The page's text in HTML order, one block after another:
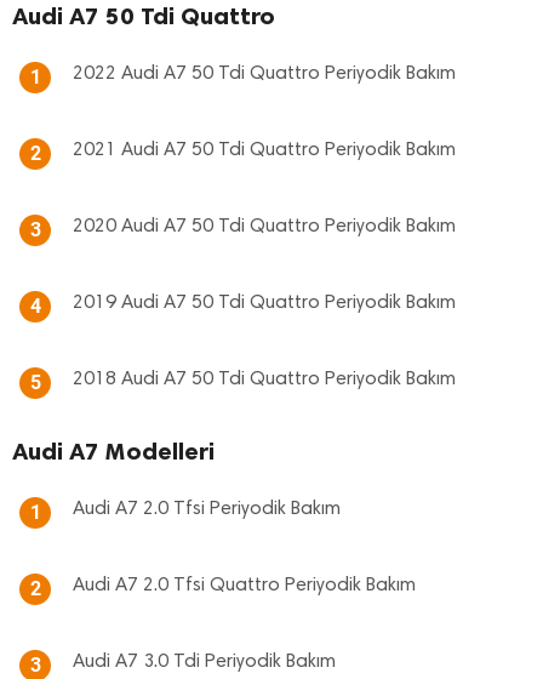
Audi A7 50 Tdi Quattro
1 2022 Audi A7 50 Tdi Quattro Periyodik Bakım
2 2021 Audi A7 50 Tdi Quattro Periyodik Bakım
3 2020 Audi A7 50 Tdi Quattro Periyodik Bakım
4 2019 Audi A7 50 Tdi Quattro Periyodik Bakım
5 2018 Audi A7 50 Tdi Quattro Periyodik Bakım
Audi A7 Modelleri
1 Audi A7 2.0 Tfsi Periyodik Bakım
2 Audi A7 2.0 Tfsi Quattro Periyodik Bakım
3 Audi A7 3.0 Tdi Periyodik Bakım